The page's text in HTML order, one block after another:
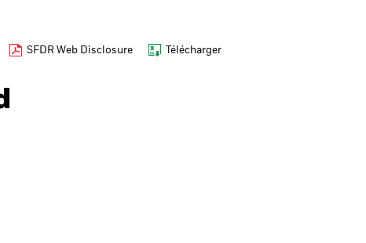
SFDR Web Disclosure Télécharger